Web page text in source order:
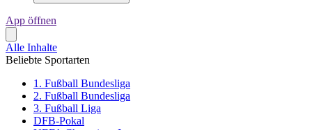
App öffnen
Alle Inhalte
Beliebte Sportarten
1. Fußball Bundesliga
2. Fußball Bundesliga
3. Fußball Liga
DFB-Pokal